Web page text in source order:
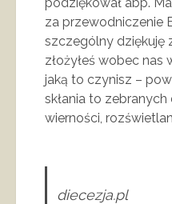
za przewodniczenie
szczególny dziękuję
złożyłeś wobec nas
jaką to czynisz –
skłania to
wierności,
diecezja.pl